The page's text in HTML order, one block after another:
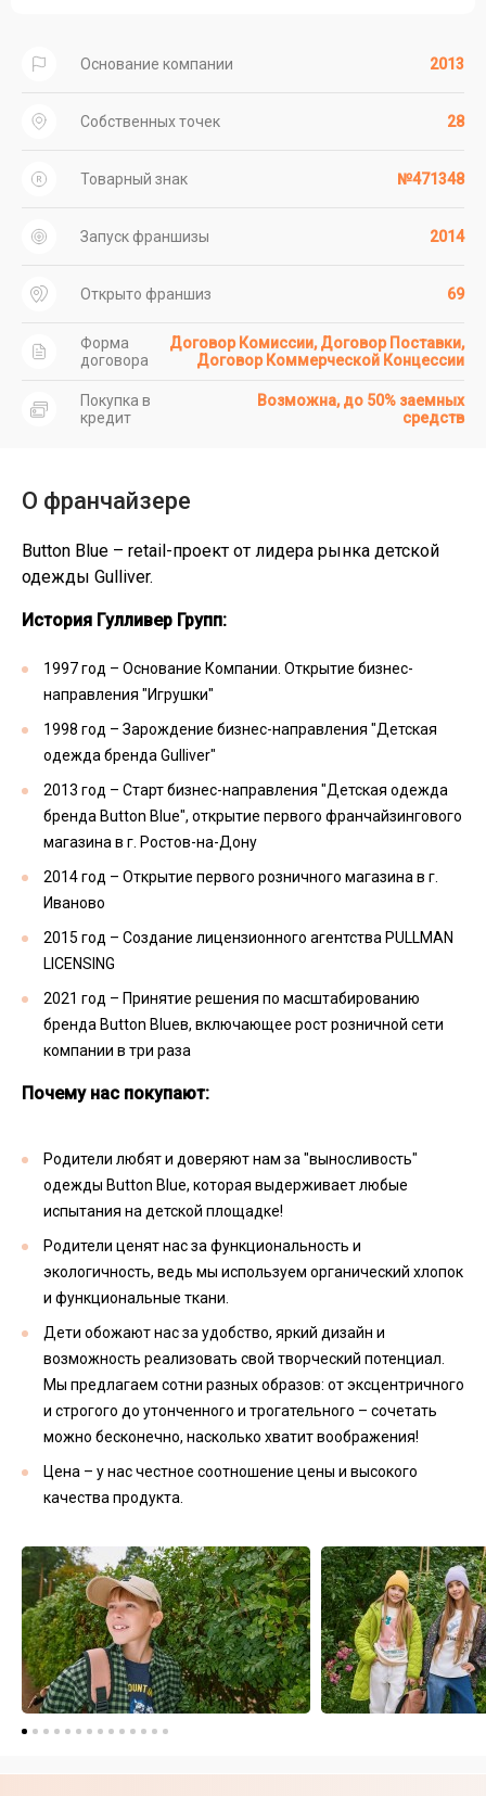
Основание компании 2013
Собственных точек 28
Товарный знак №471348
Запуск франшизы 2014
Открыто франшиз 69
Форма
договора
Договор Комиссии, Договор Поставки,
Договор Коммерческой Концессии
Покупка в
кредит
Возможна, до 50% заемных
средств
О франчайзере
Button Blue – retail-проект от лидера рынка детской
одежды Gulliver.
История Гулливер Групп:
1997 год – Основание Компании. Открытие бизнес-
направления "Игрушки"
1998 год – Зарождение бизнес-направления "Детская
одежда бренда Gulliver"
2013 год – Старт бизнес-направления "Детская одежда
бренда Button Blue", открытие первого франчайзингового
магазина в г. Ростов-на-Дону
2014 год – Открытие первого розничного магазина в г.
Иваново
2015 год – Создание лицензионного агентства PULLMAN
LICENSING
2021 год – Принятие решения по масштабированию
бренда Button Blueв, включающее рост розничной сети
компании в три раза
Почему нас покупают:
Родители любят и доверяют нам за "выносливость"
одежды Button Blue, которая выдерживает любые
испытания на детской площадке!
Родители ценят нас за функциональность и
экологичность, ведь мы используем органический хлопок
и функциональные ткани.
Дети обожают нас за удобство, яркий дизайн и
возможность реализовать свой творческий потенциал.
Мы предлагаем сотни разных образов: от эксцентричного
и строгого до утонченного и трогательного – сочетать
можно бесконечно, насколько хватит воображения!
Цена – у нас честное соотношение цены и высокого
качества продукта.